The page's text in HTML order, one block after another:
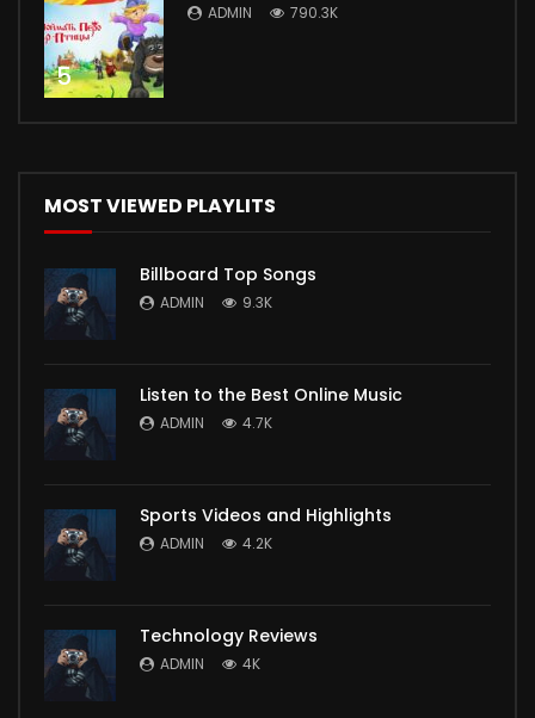
5
ADMIN 790.3K
MOST VIEWED PLAYLITS
Billboard Top Songs
ADMIN 9.3K
Listen to the Best Online Music
ADMIN 4.7K
Sports Videos and Highlights
ADMIN 4.2K
Technology Reviews
ADMIN 4K